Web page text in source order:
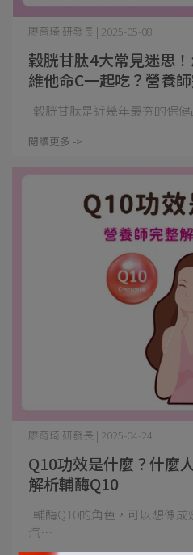
穀胱甘肽4大常見迷思
維他命C一起吃？營養
廖育琦 研發長 | 2025-05-08
穀胱甘肽是近幾年最夯的保
閱讀更多 ->
Q10功效是什麼？什麼
解析輔酶Q10
廖育琦 研發長 | 2025-04-24
輔酶Q10的角色，可以想像
汽⋯